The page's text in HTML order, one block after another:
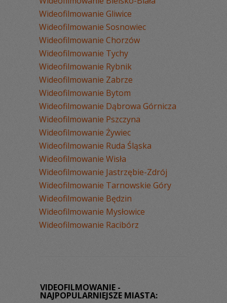
Wideofilmowanie Gliwice
Wideofilmowanie Sosnowiec
Wideofilmowanie Chorzów
Wideofilmowanie Tychy
Wideofilmowanie Rybnik
Wideofilmowanie Zabrze
Wideofilmowanie Bytom
Wideofilmowanie Dąbrowa Górnicza
Wideofilmowanie Pszczyna
Wideofilmowanie Żywiec
Wideofilmowanie Ruda Śląska
Wideofilmowanie Wisła
Wideofilmowanie Jastrzębie-Zdrój
Wideofilmowanie Tarnowskie Góry
Wideofilmowanie Będzin
Wideofilmowanie Mysłowice
Wideofilmowanie Racibórz
VIDEOFILMOWANIE -
NAJPOPULARNIEJSZE MIASTA: